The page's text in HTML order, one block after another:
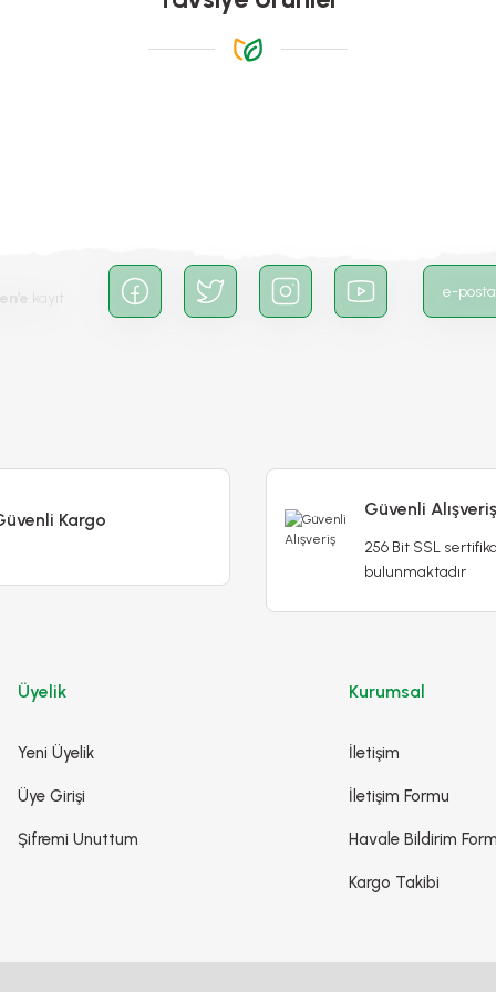
Poliwork Akasya Tekli Kolay Askı Mor Saksı - 1,50 L
-%63
Kargo
Güvenli Alışveriş
256 Bit SSL
bulunmaktadır
Üyelik
Yeni Üyelik
Üye Girişi
Şifremi Unuttum
Kurumsal
İletişim
İletişim Formu
Havale Bildirim
Kargo Takibi